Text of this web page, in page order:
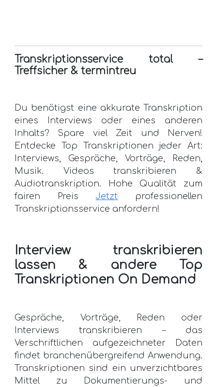
Transkriptionsservice total –
Treffsicher & termintreu
Du benötigst eine akkurate Transkription
eines Interviews oder eines anderen
Inhalts? Spare viel Zeit und Nerven!
Entdecke Top Transkriptionen jeder Art:
Interviews, Gespräche, Vorträge, Reden,
Musik. Videos transkribieren &
Audiotranskription. Hohe Qualität zum
fairen Preis Jetzt professionellen
Transkriptionsservice anfordern!
Interview transkribieren
lassen & andere Top
Transkriptionen On Demand
Gespräche, Vorträge, Reden oder
Interviews transkribieren – das
Verschriftlichen aufgezeichneter Daten
findet branchenübergreifend Anwendung.
Transkriptionen sind ein unverzichtbares
Mittel zu Dokumentierungs- und